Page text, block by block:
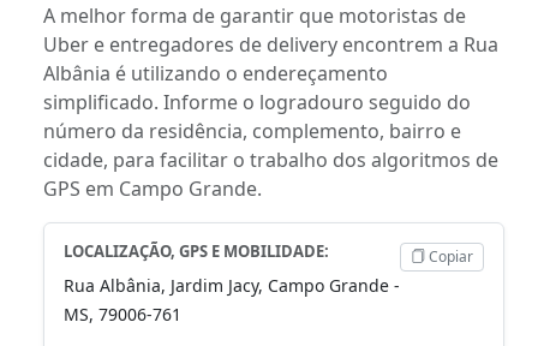
A melhor forma de garantir que motoristas de
Uber e entregadores de delivery encontrem a Rua
Albânia é utilizando o endereçamento
simplificado. Informe o logradouro seguido do
número da residência, complemento, bairro e
cidade, para facilitar o trabalho dos algoritmos de
GPS em Campo Grande.
LOCALIZAÇÃO, GPS E MOBILIDADE:
Rua Albânia, Jardim Jacy, Campo Grande -
MS, 79006-761
Copiar